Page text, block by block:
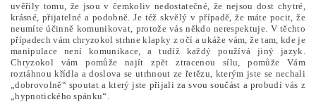
uvěřily tomu, že jsou v čemkoliv nedostatečné, že nejsou dost chytré,
krásné, přijatelné a podobně. Je též skvělý v případě, že máte pocit, že
neumíte účinně komunikovat, protože vás někdo nerespektuje. V těchto
případech vám chryzokol strhne klapky z očí a ukáže vám, že tam, kde je
manipulace není komunikace, a tudíž každý používá jiný jazyk.
Chryzokol vám pomůže najít zpět ztracenou sílu, pomůže Vám
roztáhnou křídla a doslova se utrhnout ze řetězu, kterým jste se nechali
„dobrovolně“ spoutat a který jste přijali za svou součást a probudí vás z
„hypnotického spánku“.